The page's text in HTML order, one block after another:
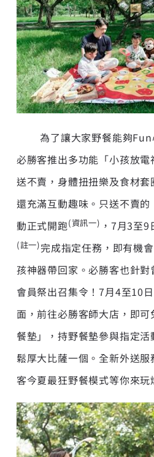
為了讓大家野餐能夠Fun
必勝客推出多功能「小孩放
送不賣，身體扭扭樂及食材
還充滿互動趣味。只送不賣
動正式開跑(資訊一) ，7月3至
(註一)完成指定任務，即有機
孩神器帶回家。必勝客也針
會員祭出召集令！7月4至10
面，前往必勝客師大店，即
餐墊」，持野餐墊參與指定
鬆厚大比薩一個。全新外送
客今夏最狂野餐模式等你來玩